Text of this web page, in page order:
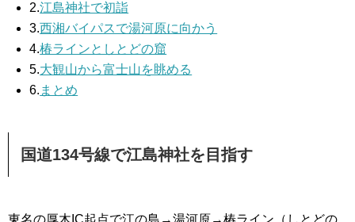
2.江島神社で初詣
3.西湘バイパスで湯河原に向かう
4.椿ラインとしとどの窟
5.大観山から富士山を眺める
6. まとめ
国道134号線で江島神社を目指す